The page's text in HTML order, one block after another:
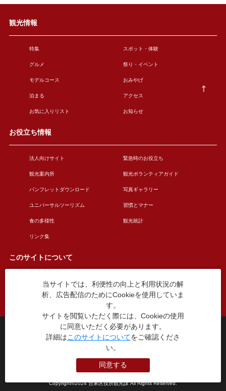
観光情報
特集 スポット・体験
グルメ 祭り・イベント
モデルコース おみやげ
泊まる アクセス
お気に入りリスト お知らせ
お役立ち情報
法人向けサイト 緊急時のお役立ち
観光案内所 観光ボランティアガイド
パンフレットダウンロード 写真ギャラリー
ユニバーサルツーリズム 習慣とマナー
食の多様性 観光統計
リンク集
このサイトについて
このサイトについて 広告掲載について
お問い合わせ
台東区役所観光課
〒110-8615 東京都台東区東上野4丁目5番6号
TEL：03-5246-1151
本WEBサイトに掲就されている全データについて無断転載・引用を禁じます。
Copyright©2024 台東区役所観光課 All Rights Reserved.
当サイトでは、利便性の向上と利用状況の解
析、広告配信のためにCookieを使用していま
す。
サイトを閲覧いただく際には、Cookieの使用
に同意いただく必要があります。
詳細はこのサイトについてをご確認くださ
い。
同意する